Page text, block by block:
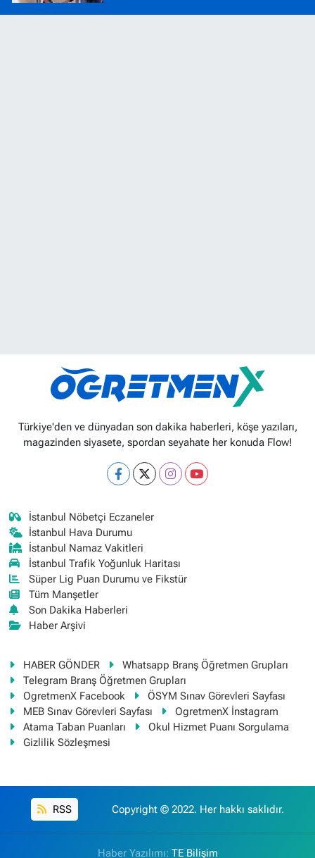
Türkiye'den ve dünyadan son dakika haberleri, köşe yazıları,
magazinden siyasete, spordan seyahate her konuda Flow!
İstanbul Nöbetçi Eczaneler
İstanbul Hava Durumu
İstanbul Namaz Vakitleri
İstanbul Trafik Yoğunluk Haritası
Süper Lig Puan Durumu ve Fikstür
Tüm Manşetler
Son Dakika Haberleri
Haber Arşivi
HABER GÖNDER
Whatsapp Branş Öğretmen Grupları
Telegram Branş Öğretmen Grupları
OgretmenX Facebook
ÖSYM Sınav Görevleri Sayfası
MEB Sınav Görevleri Sayfası
OgretmenX İnstagram
Atama Taban Puanları
Okul Hizmet Puanı Sorgulama
Gizlilik Sözleşmesi
RSS Copyright © 2022. Her hakkı saklıdır.
Haber Yazılımı: TE Bilişim